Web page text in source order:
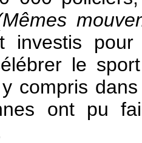
investis
le
compris
ont pu